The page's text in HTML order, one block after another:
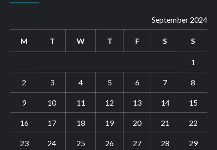
September 2024
M T W T F S S
1
2 3 4 5 6 7 8
9 10 11 12 13 14 15
16 17 18 19 20 21 22
23 24 25 26 27 28 29